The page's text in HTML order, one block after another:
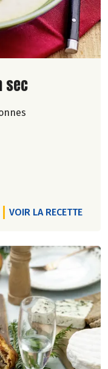
sec
VOIR LA RECETTE